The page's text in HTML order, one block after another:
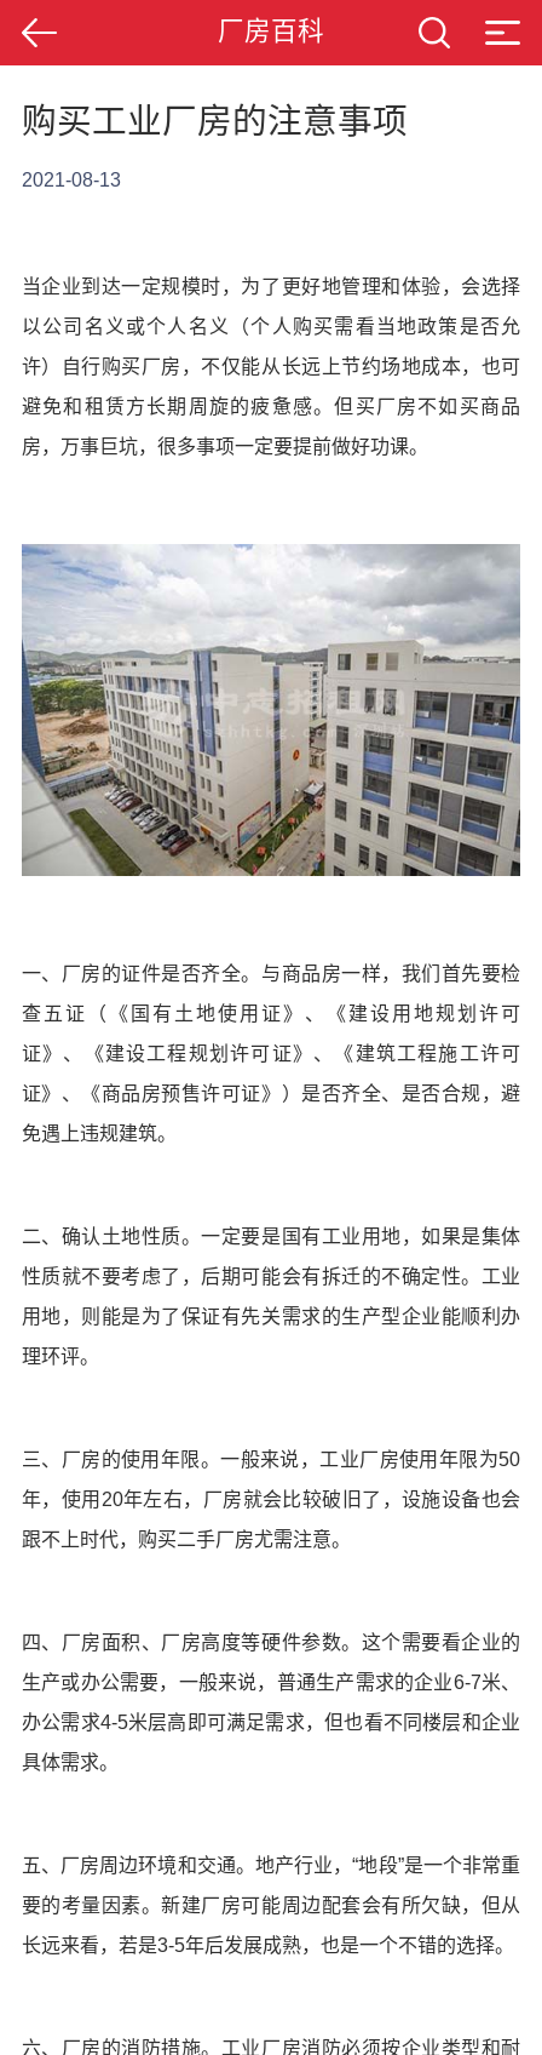
厂房百科
购买工业厂房的注意事项
2021-08-13
当企业到达一定规模时，为了更好地管理和体验，会选择
以公司名义或个人名义（个人购买需看当地政策是否允
许）自行购买厂房，不仅能从长远上节约场地成本，也可
避免和租赁方长期周旋的疲惫感。但买厂房不如买商品
房，万事巨坑，很多事项一定要提前做好功课。
一、厂房的证件是否齐全。与商品房一样，我们首先要检
查五证（《国有土地使用证》、《建设用地规划许可
证》、《建设工程规划许可证》、《建筑工程施工许可
证》、《商品房预售许可证》）是否齐全、是否合规，避
免遇上违规建筑。
二、确认土地性质。一定要是国有工业用地，如果是集体
性质就不要考虑了，后期可能会有拆迁的不确定性。工业
用地，则能是为了保证有先关需求的生产型企业能顺利办
理环评。
三、厂房的使用年限。一般来说，工业厂房使用年限为50
年，使用20年左右，厂房就会比较破旧了，设施设备也会
跟不上时代，购买二手厂房尤需注意。
四、厂房面积、厂房高度等硬件参数。这个需要看企业的
生产或办公需要，一般来说，普通生产需求的企业6-7米、
办公需求4-5米层高即可满足需求，但也看不同楼层和企业
具体需求。
五、厂房周边环境和交通。地产行业，“地段”是一个非常重
要的考量因素。新建厂房可能周边配套会有所欠缺，但从
长远来看，若是3-5年后发展成熟，也是一个不错的选择。
六、厂房的消防措施。工业厂房消防必须按企业类型和耐